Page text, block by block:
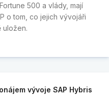
500 a vlády, mají
o tom, co jejich vývojáři
uložen.
vývoje SAP Hybris